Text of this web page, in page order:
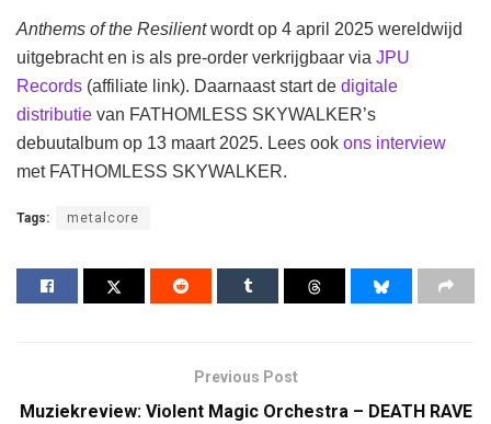
Anthems of the Resilientwordt op 4 april 2025 wereldwijd
uitgebracht en is als pre-order verkrijgbaar via JPU
Records (affiliate link). Daarnaast start de digitale
distributie van FATHOMLESS SKYWALKER’s
debuutalbum op 13 maart 2025. Lees ook ons interview
met FATHOMLESS SKYWALKER.
Tags: metalcore
Previous Post
Muziekreview: Violent Magic Orchestra – DEATH RAVE